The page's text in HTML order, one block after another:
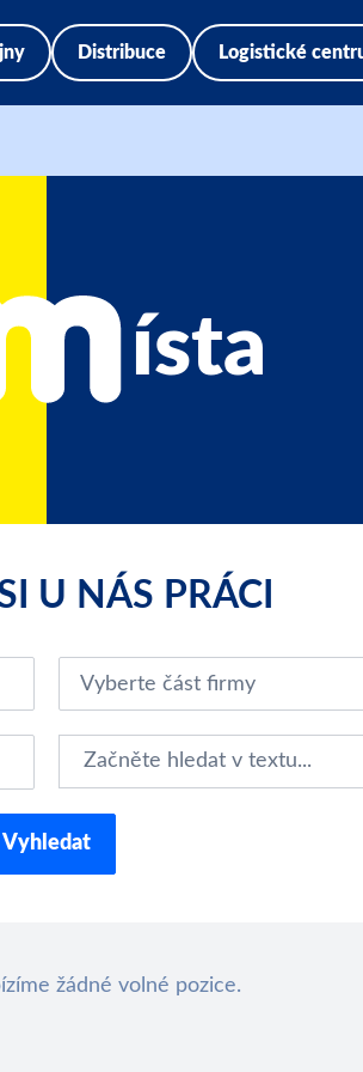
Distribuce Logistické
ísta
U NÁS PRÁCI
Vyberte část firmy
Vyhledat
žádné volné pozice.